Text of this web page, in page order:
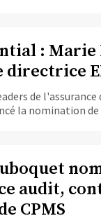
: Marie
directrice
de
la nomination de
audit,
CPMS